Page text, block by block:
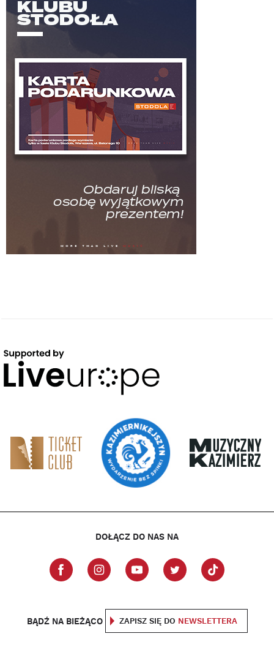
DOŁĄCZ DO NAS NA
BĄDŹ NA BIEŻĄCO ZAPISZ SIĘ DO NEWSLETTERA